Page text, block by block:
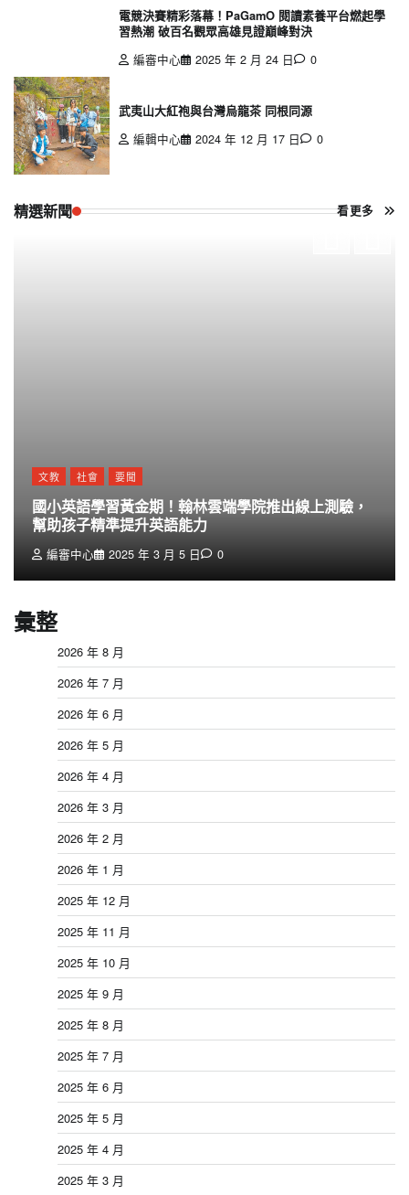
電競決賽精彩落幕！PaGamO 閱讀素養平台燃起學
習熱潮 破百名觀眾高雄見證巔峰對決
編審中心
2025 年 2 月 24 日 0
武夷山大紅袍與台灣烏龍茶 同根同源
編輯中心
2024 年 12 月 17 日 0
精選新聞 看更多
文教 社會 要聞
國小英語學習黃金期！翰林雲端學院推出線上測驗，
幫助孩子精準提升英語能力
編審中心 2025 年 3 月 5 日 0
彙整
2026 年 8 月
2026 年 7 月
2026 年 6 月
2026 年 5 月
2026 年 4 月
2026 年 3 月
2026 年 2 月
2026 年 1 月
2025 年 12 月
2025 年 11 月
2025 年 10 月
2025 年 9 月
2025 年 8 月
2025 年 7 月
2025 年 6 月
2025 年 5 月
2025 年 4 月
2025 年 3 月